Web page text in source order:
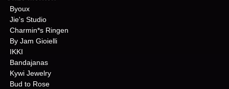
Byoux
Jie's Studio
Charmin*s Ringen
By Jam Gioielli
IKKI
Bandajanas
Kywi Jewelry
Bud to Rose